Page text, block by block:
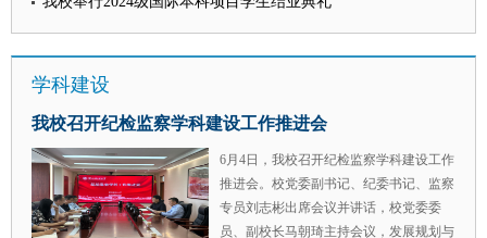
续深学笃行习近平总书记关于党的建设的
重要思想，自觉用党的创新理论武装头
脑、指导实践、推动工作。二要坚持纪检
巡视巡察监督贯通融合一体推进，形成监
督合力。三要持续深化纪检监察工作“三
化”建设，强化纪法业务、法治专业能力
培训，严格内部监督管理，规范执纪执法
流程，打造忠诚干净担当的纪检监察铁
法学院校长论坛是由两岸法学院校于2010
成为海峡两岸法学教育交流合作的品牌性
交流平台。下一步，学校将深化海峡两岸
法学院校的交流联动，为推动两岸法学教
育发展贡献力量。 （供稿：涉外法治研
对处置与能力提升》的专题辅导报告。雷
晓康教授将理论与实践相结合，通过丰富
的案例，从时代背景与政治要求、核心理
个方面，系统阐释了新时代高校舆情工作
面临的新形势、新特征、新挑战，深刻揭
示了舆情演变的内在规律，详细讲解了风
险识别、监测预警和科学处置的方法路
径，对全体干部进一步做好舆情应对、防
学科建设
我校召开纪检监察学科建设工作推进会
6月4日，我校召开纪检监察学科建设工作
推进会。校党委副书记、纪委书记、监察
专员刘志彬出席会议并讲话，校党委委
员、副校长马朝琦主持会议，发展规划与